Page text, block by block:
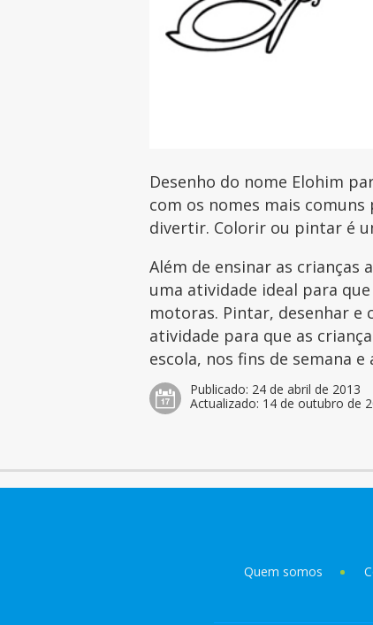
Desenho do nome Elohim
com os nomes mais
divertir. Colorir ou pintar é
Além de ensinar as
uma atividade ideal para
motoras. Pintar, desenhar
atividade para que as
escola, nos fins de semana
Publicado: 24 de abril de 2013
Actualizado: 14 de outubro de
Quem somos